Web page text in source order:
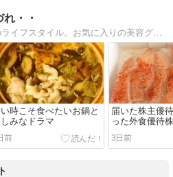
・・
美容・コスメ中心に日々のライフスタイル。お気に入りの美容グッズ、ファッション小物を紹介しています。
時こそ食べたいお鍋と
みなドラマ
前
届いた株主優
った外食優待
3日前